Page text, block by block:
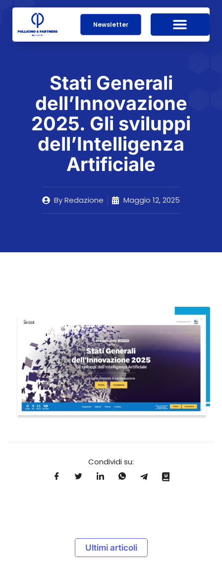
Newsletter
Stati Generali
dell’Innovazione
2025. Gli sviluppi
dell’Intelligenza
Artificiale
ByRedazione Maggio 12, 2025
Condividi su:
Ultimi articoli